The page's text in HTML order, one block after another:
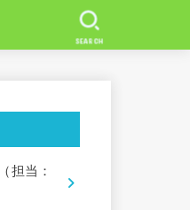
SEARCH
担当：